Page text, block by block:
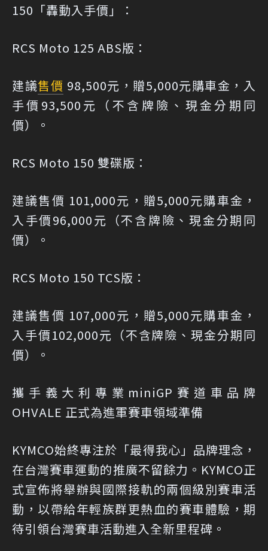
150「轟動入手價」：
RCS Moto 125 ABS版：
建議售價 98,500元，贈5,000元購車金，入
手價93,500元（不含牌險、現金分期同
價）。
RCS Moto 150 雙碟版：
建議售價 101,000元，贈5,000元購車金，
入手價96,000元（不含牌險、現金分期同
價）。
RCS Moto 150 TCS版：
建議售價 107,000元，贈5,000元購車金，
入手價102,000元（不含牌險、現金分期同
價）。
攜手義大利專業miniGP賽道車品牌
OHVALE 正式為進軍賽車領域準備
KYMCO始終專注於「最得我心」品牌理念，
在台灣賽車運動的推廣不留餘力。KYMCO正
式宣佈將舉辦與國際接軌的兩個級別賽車活
動，以帶給年輕族群更熱血的賽車體驗，期
待引領台灣賽車活動進入全新里程碑。